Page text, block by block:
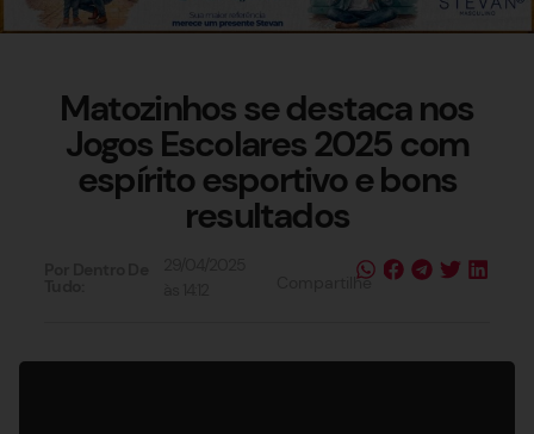
Matozinhos se destaca nos
Jogos Escolares 2025 com
espírito esportivo e bons
resultados
Compartilhe